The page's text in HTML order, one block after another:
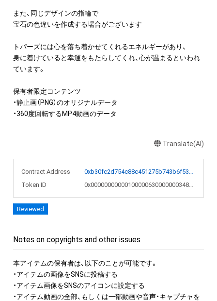
また、同じデザインの指輪で
宝石の色違いを作成する場合がございます
トパーズには心を落ち着かせてくれるエネルギーがあり、
身に着けていると幸運をもたらしてくれ、心が温まるといわれ
ています。
保有者限定コンテンツ
・静止画（PNG）のオリジナルデータ
・360度回転するMP4動画のデータ
Translate(AI)
Contract Address
Token ID
0x000000000001000006300000003483bd
Reviewed
Notes on copyrights and other issues
本アイテムの保有者は、以下のことが可能です。
・アイテムの画像をSNSに投稿する
・アイテム画像をSNSのアイコンに設定する
・アイテム動画の全部、もしくは一部動画や音声・キャプチャを